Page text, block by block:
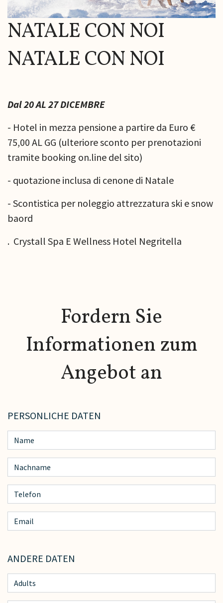
NATALE CON NOI
NATALE CON NOI
Dal 20 AL 27 DICEMBRE
- Hotel in mezza pensione a partire da Euro €
75,00 AL GG (ulteriore sconto per prenotazioni
tramite booking on.line del sito)
- quotazione inclusa di cenone di Natale
- Scontistica per noleggio attrezzatura ski e snow
baord
. Crystall Spa E Wellness Hotel Negritella
Fordern Sie
Informationen zum
Angebot an
PERSONLICHE DATEN
ANDERE DATEN